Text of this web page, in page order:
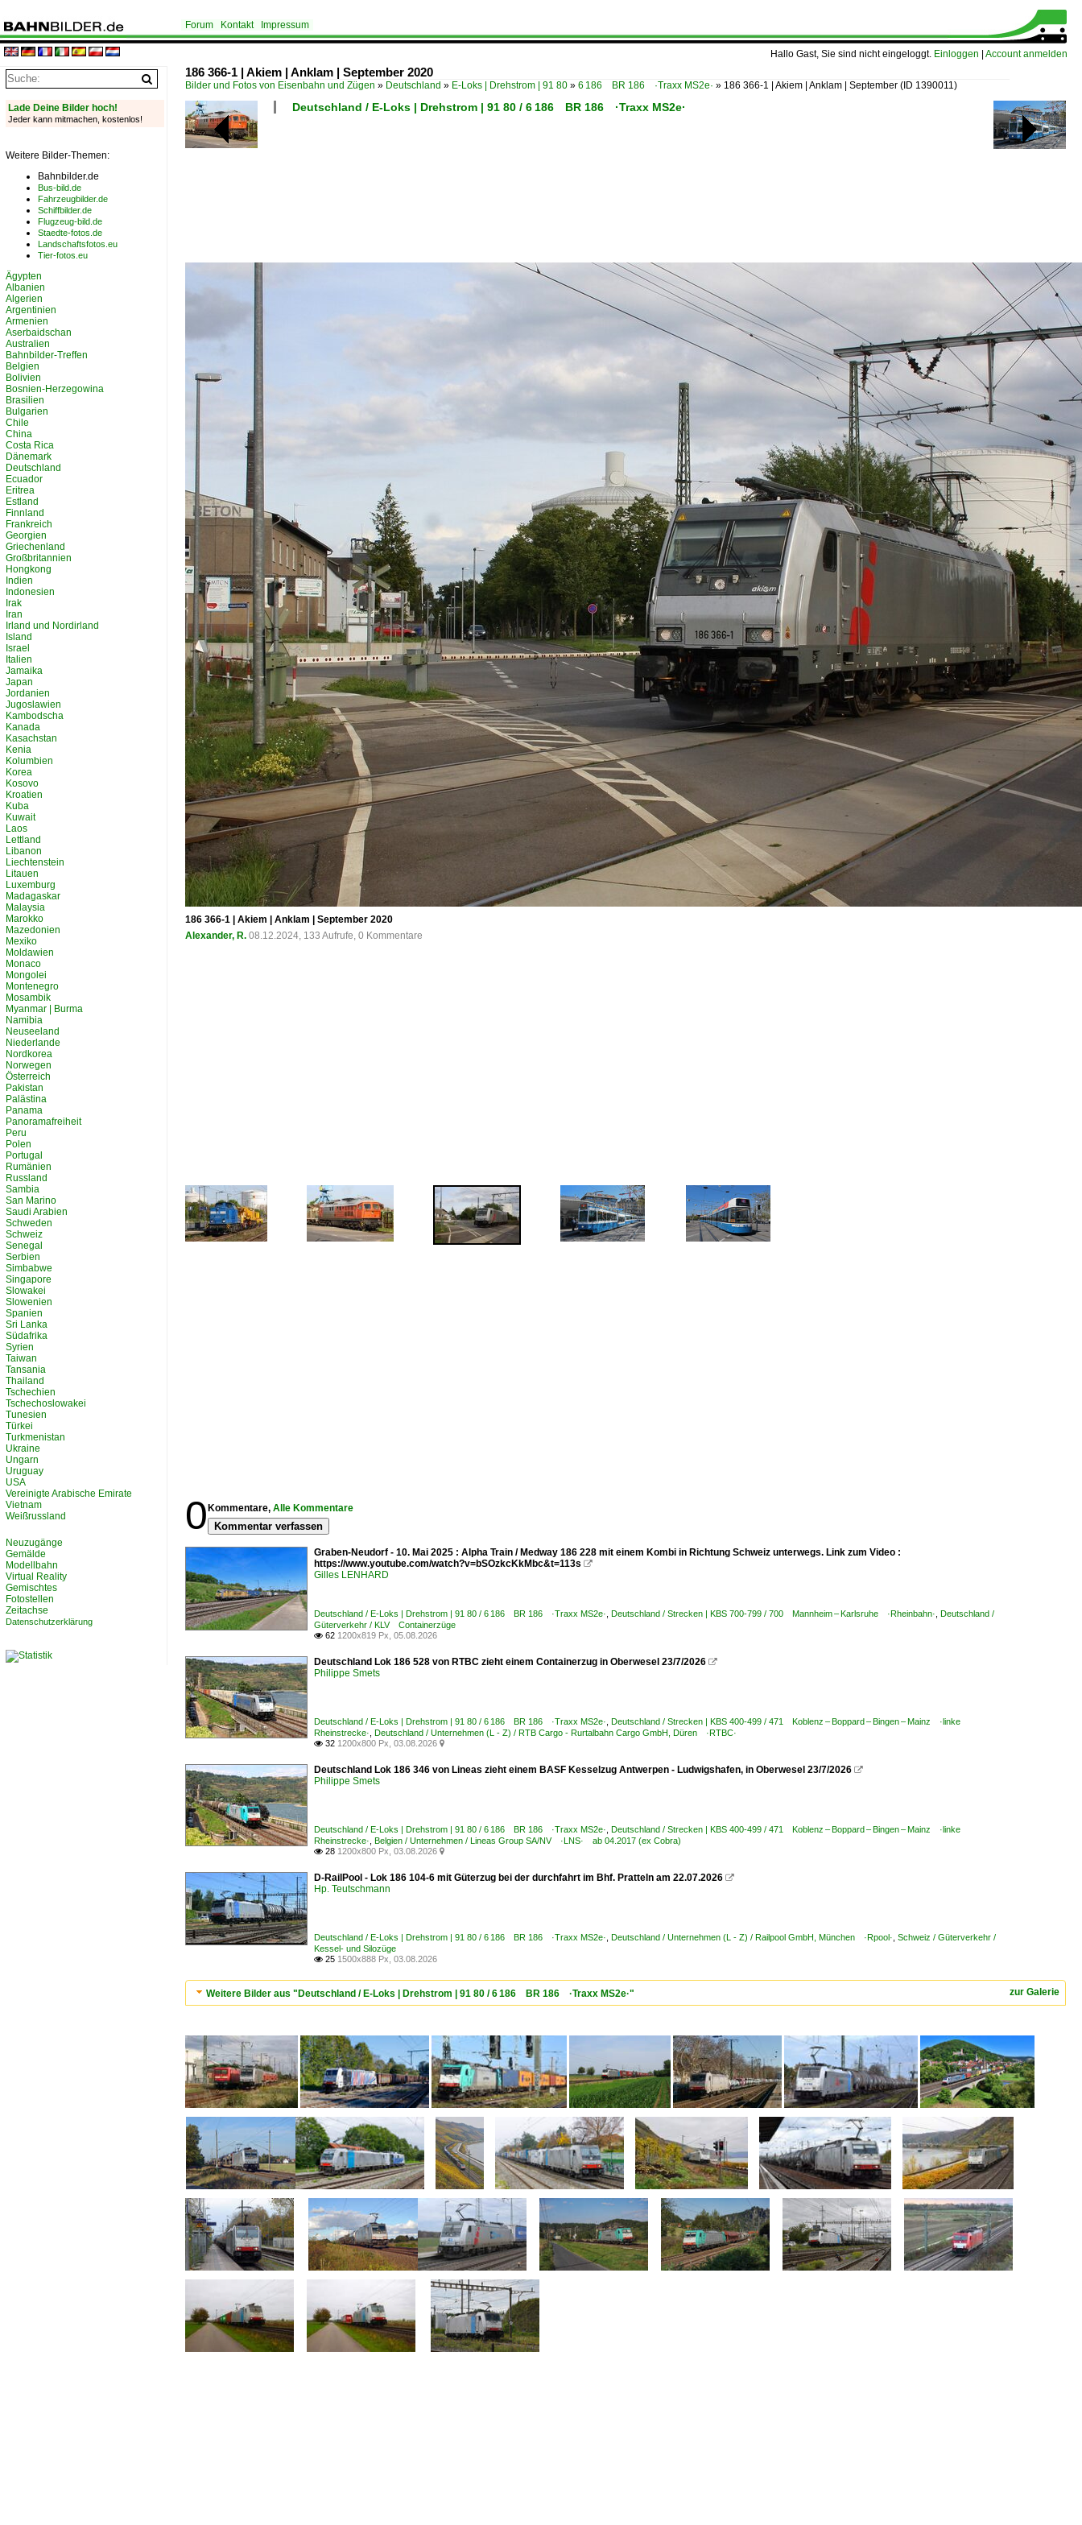
Hallo Gast, Sie sind nicht eingeloggt. Einloggen Account anmelden
Forum Kontakt Impressum
186 366-1 | Akiem | Anklam | September 2020
Bilder und Fotos von Eisenbahn und Zügen » Deutschland » E-Loks | Drehstrom | 91 80 » 6 186 BR 186 ·Traxx MS2e· » 186 366-1 | Akiem | Anklam | September (ID 1390011)
Deutschland / E-Loks | Drehstrom | 91 80 / 6 186 BR 186 ·Traxx MS2e·
186 366-1 | Akiem | Anklam | September 2020
Alexander, R. 08.12.2024, 133 Aufrufe, 0 Kommentare
0 Kommentare, Alle Kommentare
Kommentar verfassen
Graben-Neudorf - 10. Mai 2025 : Alpha Train / Medway 186 228 mit einem Kombi in Richtung Schweiz unterwegs. Link zum Video :
https://www.youtube.com/watch?v=bSOzkcKkMbc&t=113s 
Gilles LENHARD
Deutschland / E-Loks | Drehstrom | 91 80 / 6 186 BR 186 ·Traxx MS2e· Deutschland / Strecken | KBS 700-799 / 700 Mannheim – Karlsruhe ·Rheinbahn· Deutschland /
Güterverkehr / KLV Containerzüge
 62 1200x819 Px, 05.08.2026
Deutschland Lok 186 528 von RTBC zieht einem Containerzug in Oberwesel 23/7/2026 
Philippe Smets
Deutschland / E-Loks | Drehstrom | 91 80 / 6 186 BR 186 ·Traxx MS2e· Deutschland / Strecken | KBS 400-499 / 471 Koblenz – Boppard – Bingen – Mainz ·linke
Rheinstrecke· Deutschland / Unternehmen (L - Z) / RTB Cargo - Rurtalbahn Cargo GmbH, Düren ·RTBC·
 32 1200x800 Px, 03.08.2026 
Deutschland Lok 186 346 von Lineas zieht einem BASF Kesselzug Antwerpen - Ludwigshafen, in Oberwesel 23/7/2026 
Philippe Smets
Deutschland / E-Loks | Drehstrom | 91 80 / 6 186 BR 186 ·Traxx MS2e· Deutschland / Strecken | KBS 400-499 / 471 Koblenz – Boppard – Bingen – Mainz ·linke
Rheinstrecke· Belgien / Unternehmen / Lineas Group SA/NV ·LNS· ab 04.2017 (ex Cobra)
 28 1200x800 Px, 03.08.2026 
D-RailPool - Lok 186 104-6 mit Güterzug bei der durchfahrt im Bhf. Pratteln am 22.07.2026 
Hp. Teutschmann
Deutschland / E-Loks | Drehstrom | 91 80 / 6 186 BR 186 ·Traxx MS2e· Deutschland / Unternehmen (L - Z) / Railpool GmbH, München ·Rpool· Schweiz / Güterverkehr /
Kessel- und Silozüge
 25 1500x888 Px, 03.08.2026
zur Galerie
Weitere Bilder aus "Deutschland / E-Loks | Drehstrom | 91 80 / 6 186 BR 186 ·Traxx MS2e·"
Lade Deine Bilder hoch!
Jeder kann mitmachen, kostenlos!
Weitere Bilder-Themen:
Bahnbilder.de
Bus-bild.de
Fahrzeugbilder.de
Schiffbilder.de
Flugzeug-bild.de
Staedte-fotos.de
Landschaftsfotos.eu
Tier-fotos.eu
Ägypten
Albanien
Algerien
Argentinien
Armenien
Aserbaidschan
Australien
Bahnbilder-Treffen
Belgien
Bolivien
Bosnien-Herzegowina
Brasilien
Bulgarien
Chile
China
Costa Rica
Dänemark
Deutschland
Ecuador
Eritrea
Estland
Finnland
Frankreich
Georgien
Griechenland
Großbritannien
Hongkong
Indien
Indonesien
Irak
Iran
Irland und Nordirland
Island
Israel
Italien
Jamaika
Japan
Jordanien
Jugoslawien
Kambodscha
Kanada
Kasachstan
Kenia
Kolumbien
Korea
Kosovo
Kroatien
Kuba
Kuwait
Laos
Lettland
Libanon
Liechtenstein
Litauen
Luxemburg
Madagaskar
Malaysia
Marokko
Mazedonien
Mexiko
Moldawien
Monaco
Mongolei
Montenegro
Mosambik
Myanmar | Burma
Namibia
Neuseeland
Niederlande
Nordkorea
Norwegen
Österreich
Pakistan
Palästina
Panama
Panoramafreiheit
Peru
Polen
Portugal
Rumänien
Russland
Sambia
San Marino
Saudi Arabien
Schweden
Schweiz
Senegal
Serbien
Simbabwe
Singapore
Slowakei
Slowenien
Spanien
Sri Lanka
Südafrika
Syrien
Taiwan
Tansania
Thailand
Tschechien
Tschechoslowakei
Tunesien
Türkei
Turkmenistan
Ukraine
Ungarn
Uruguay
USA
Vereinigte Arabische Emirate
Vietnam
Weißrussland
Neuzugänge
Gemälde
Modellbahn
Virtual Reality
Gemischtes
Fotostellen
Zeitachse
Datenschutzerklärung